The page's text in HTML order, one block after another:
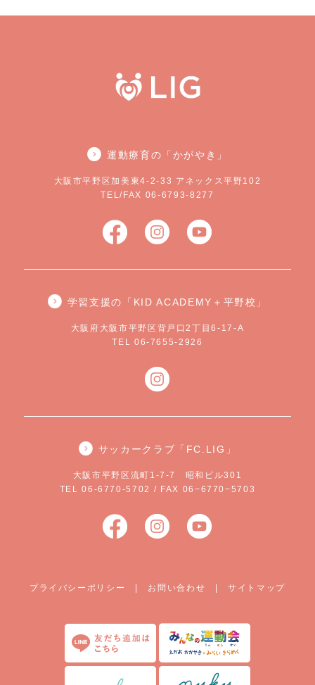
運動療育の「かがやき」
大阪市平野区加美東4-2-33 アネックス平野102
TEL/FAX 06-6793-8277
学習支援の「KID ACADEMY＋平野校」
大阪府大阪市平野区背戸口2丁目6-17-A
TEL 06-7655-2926
サッカークラブ「FC.LIG」
大阪市平野区流町1-7-7 昭和ビル301
TEL 06-6770-5702 / FAX 06−6770−5703
プライバシーポリシー お問い合わせ |サイトマップ